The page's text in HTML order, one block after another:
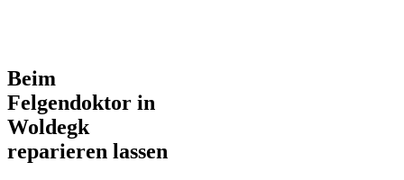
Beim
Felgendoktor in
Woldegk
reparieren lassen